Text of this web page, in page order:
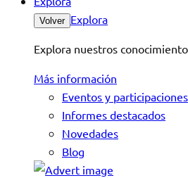
Volver Explora
Explora nuestros
Más información
Eventos y participaciones
Informes destacados
Novedades
Blog